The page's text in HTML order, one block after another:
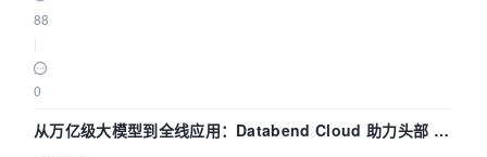
88
0
从万亿级大模型到全线应用：Databend Cloud 助力头部 AI